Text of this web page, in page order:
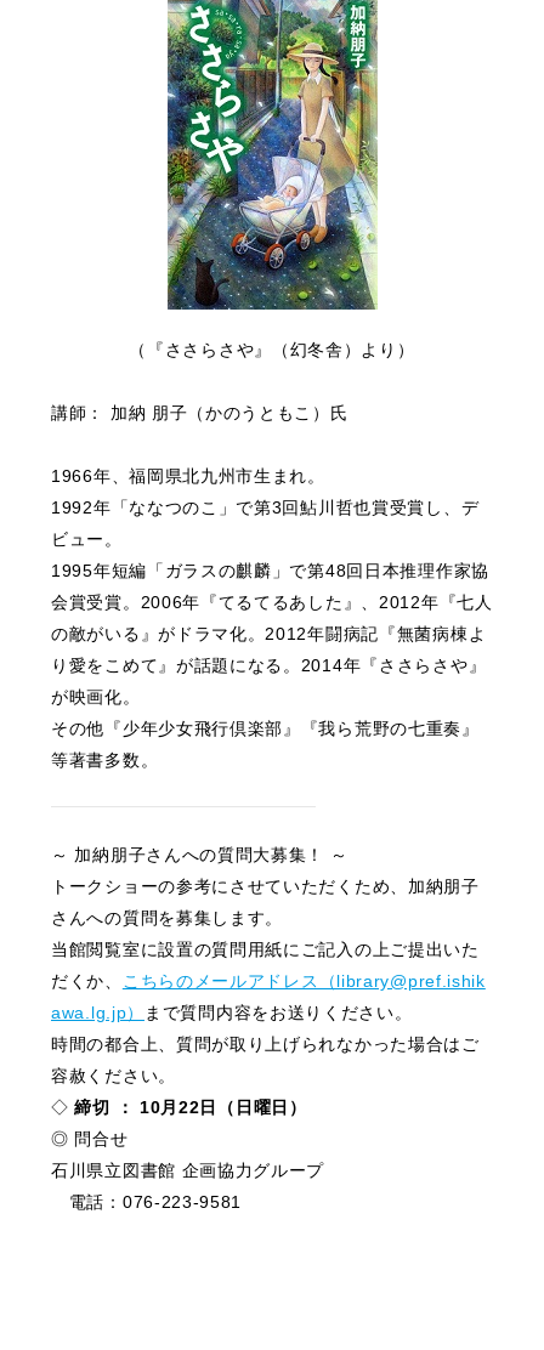
（『ささらさや』（幻冬舎）より）
講師： 加納 朋子（かのうともこ）氏
1966年、福岡県北九州市生まれ。
1992年「ななつのこ」で第3回鮎川哲也賞受賞し、デ
ビュー。
1995年短編「ガラスの麒麟」で第48回日本推理作家協
会賞受賞。2006年『てるてるあした』、2012年『七人
の敵がいる』がドラマ化。2012年闘病記『無菌病棟よ
り愛をこめて』が話題になる。2014年『ささらさや』
が映画化。
その他『少年少女飛行倶楽部』『我ら荒野の七重奏』
等著書多数。
～ 加納朋子さんへの質問大募集！ ～
トークショーの参考にさせていただくため、加納朋子
さんへの質問を募集します。
当館閲覧室に設置の質問用紙にご記入の上ご提出いた
だくか、
こちらのメールアドレス（library@pref.ishik
awa.lg.jp）
まで質問内容をお送りください。
時間の都合上、質問が取り上げられなかった場合はご
容赦ください。
◇締切 ： 10月22日（日曜日）
◎ 問合せ
石川県立図書館 企画協力グループ
電話：076-223-9581